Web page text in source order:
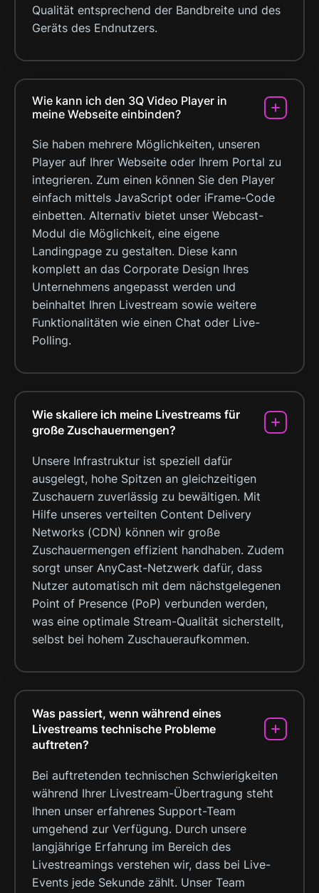
Qualität entsprechend der Bandbreite und des
Geräts des Endnutzers.
Wie kann ich den 3Q Video Player in
meine Webseite einbinden?
Sie haben mehrere Möglichkeiten, unseren
Player auf Ihrer Webseite oder Ihrem Portal zu
integrieren. Zum einen können Sie den Player
einfach mittels JavaScript oder iFrame-Code
einbetten. Alternativ bietet unser Webcast-
Modul die Möglichkeit, eine eigene
Landingpage zu gestalten. Diese kann
komplett an das Corporate Design Ihres
Unternehmens angepasst werden und
beinhaltet Ihren Livestream sowie weitere
Funktionalitäten wie einen Chat oder Live-
Polling.
Wie skaliere ich meine Livestreams für
große Zuschauermengen?
Unsere Infrastruktur ist speziell dafür
ausgelegt, hohe Spitzen an gleichzeitigen
Zuschauern zuverlässig zu bewältigen. Mit
Hilfe unseres verteilten Content Delivery
Networks (CDN) können wir große
Zuschauermengen effizient handhaben. Zudem
sorgt unser AnyCast-Netzwerk dafür, dass
Nutzer automatisch mit dem nächstgelegenen
Point of Presence (PoP) verbunden werden,
was eine optimale Stream-Qualität sicherstellt,
selbst bei hohem Zuschaueraufkommen.
Was passiert, wenn während eines
Livestreams technische Probleme
auftreten?
Bei auftretenden technischen Schwierigkeiten
während Ihrer Livestream-Übertragung steht
Ihnen unser erfahrenes Support-Team
umgehend zur Verfügung. Durch unsere
langjährige Erfahrung im Bereich des
Livestreamings verstehen wir, dass bei Live-
Events jede Sekunde zählt. Unser Team